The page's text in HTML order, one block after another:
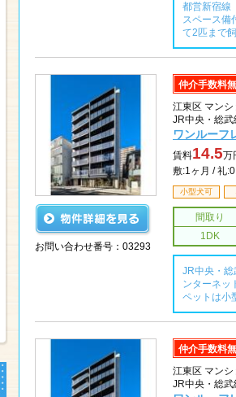
都営新宿線
スペース備
て2匹まで
お問い合わせ番号：03293
仲介手数料
江東区 マンシ
JR中央・総武
ワンルーフ
賃料14.5万
敷:1ヶ月 / 礼:0
小型犬可
間取り
1DK
JR中央・総
ンターネッ
ペットは小
仲介手数料
江東区 マンシ
JR中央・総武